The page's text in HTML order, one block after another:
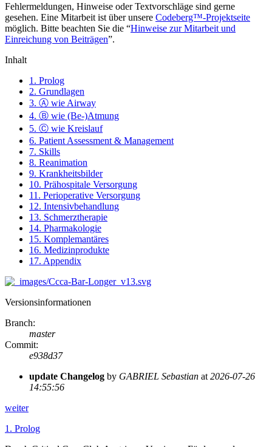
Fehlermeldungen, Hinweise oder Textvorschläge sind gerne
gesehen. Eine Mitarbeit ist über unsere Codeberg™-Projektseite
möglich. Bitte beachten Sie die “Hinweise zur Mitarbeit und
Einreichung von Beiträgen”.
Inhalt
1. Prolog
2. Grundlagen
3. Ⓐ wie Airway
4. Ⓑ wie (Be-)Atmung
5. Ⓒ wie Kreislauf
6. Patient Assessment & Management
7. Skills
8. Reanimation
9. Krankheitsbilder
10. Prähospitale Versorgung
11. Perioperative Versorgung
12. Intensivbehandlung
13. Schmerztherapie
14. Pharmakologie
15. Komplemantäres
16. Medizinprodukte
17. Appendix
Versionsinformationen
Branch:
master
Commit:
e938d37
update Changelog by GABRIEL Sebastian at 2026-07-26
14:55:56
weiter
1. Prolog